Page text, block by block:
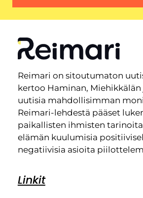
Reimari on sitoutumaton
kertoo Haminan,
uutisia mahdollisimman
Reimari-lehdestä pääset
paikallisten ihmisten
elämän kuulumisia
negatiivisia asioita
Linkit